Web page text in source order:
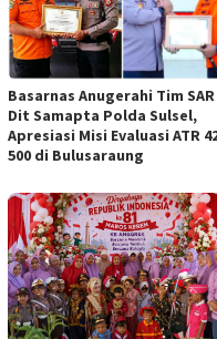
Basarnas Anugerahi Tim SAR
Dit Samapta Polda Sulsel,
Apresiasi Misi Evaluasi ATR
500 di Bulusaraung